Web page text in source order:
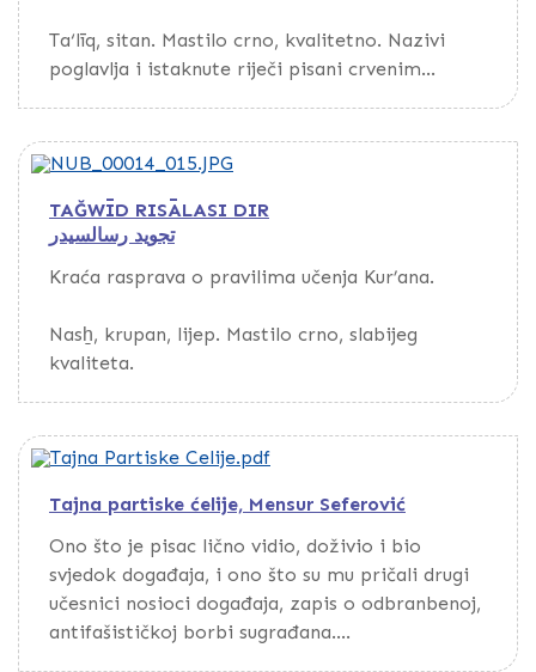
Ta‘līq, sitan. Mastilo crno, kvalitetno. Nazivi
poglavlja i istaknute riječi pisani crvenim
dva djela a možda i cijelu zbirku prepisao
Muṣṭafā-efendī.
djela, fetve od kojih su neke prepisane iz zbirke
mostarskog muftije Muṣṭafā-efendije (fol. 87b),
Rukopis su naslijedili Muṣṭafā Na’imī i njegov
brat mula ‘Abdulwahhāb od oca Ṣāliḥ-efendīje
brata, Muṣṭafā Na’imī otkupio i njegov dio.
TAĞWĪD RISĀLASI DIR
تجويد رسالسيدر
Kraća rasprava o pravilima učenja Kur’ana.
Nasẖ, krupan, lijep. Mastilo crno, slabijeg
kvaliteta.
Tajna partiske ćelije, Mensur Seferović
Ono što je pisac lično vidio, doživio i bio
svjedok događaja, i ono što su mu pričali drugi
učesnici nosioci događaja, zapis o odbranbenoj,
antifašističkoj borbi sugrađana.